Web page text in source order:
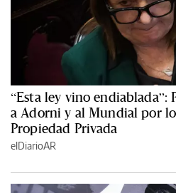
“Esta ley vino
a Adorni y al Mundial por
Propiedad Privada
elDiarioAR